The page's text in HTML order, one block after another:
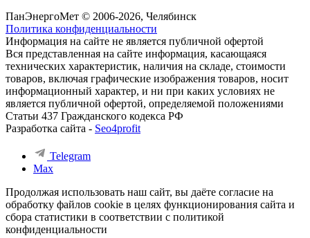
ПанЭнергоМет © 2006-2026, Челябинск
Политика конфиденциальности
Информация на сайте не является публичной офертой
Вся представленная на сайте информация, касающаяся
технических характеристик, наличия на складе, стоимости
товаров, включая графические изображения товаров, носит
информационный характер, и ни при каких условиях не
является публичной офертой, определяемой положениями
Статьи 437 Гражданского кодекса РФ
Разработка сайта - Seo4profit
Telegram
Max
Продолжая использовать наш сайт, вы даёте согласие на
обработку файлов cookie в целях функционирования сайта и
сбора статистики в соответствии с политикой
конфиденциальности